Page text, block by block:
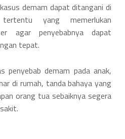
demam dapat ditangani di
yang memerlukan
agar penyebabnya dapat
tepat.
penyebab demam pada anak,
di rumah, tanda bahaya yang
orang tua sebaiknya segera